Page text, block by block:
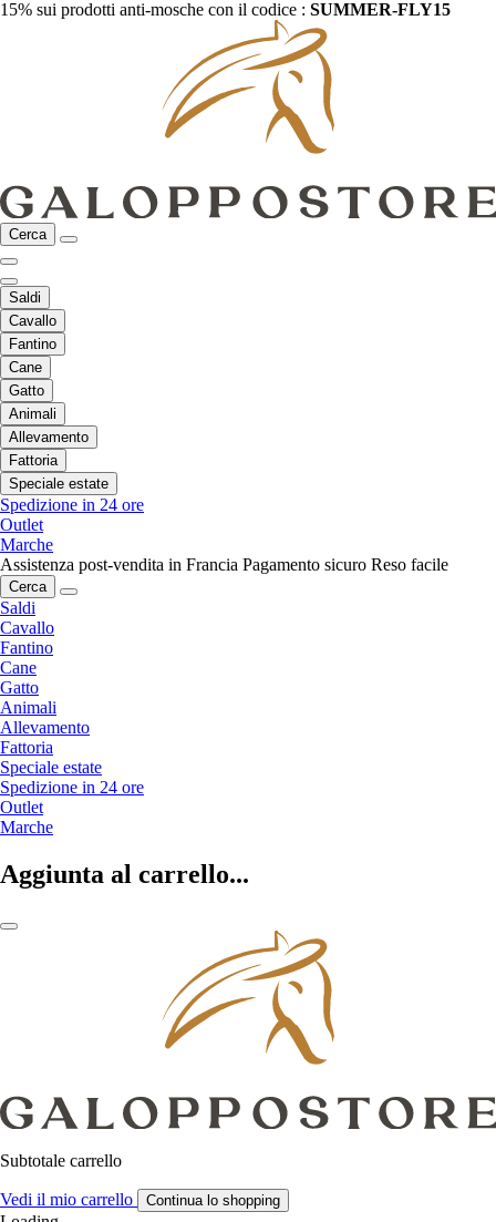
15% sui prodotti anti-mosche con il codice : SUMMER-FLY15
Cerca
Saldi
Cavallo
Fantino
Cane
Gatto
Animali
Allevamento
Fattoria
Speciale estate
Spedizione in 24 ore
Outlet
Marche
Assistenza post-vendita in Francia Pagamento sicuro Reso facile
Cerca
Saldi
Cavallo
Fantino
Cane
Gatto
Animali
Allevamento
Fattoria
Speciale estate
Spedizione in 24 ore
Outlet
Marche
Aggiunta al carrello...
Subtotale carrello
Vedi il mio carrello Continua lo shopping